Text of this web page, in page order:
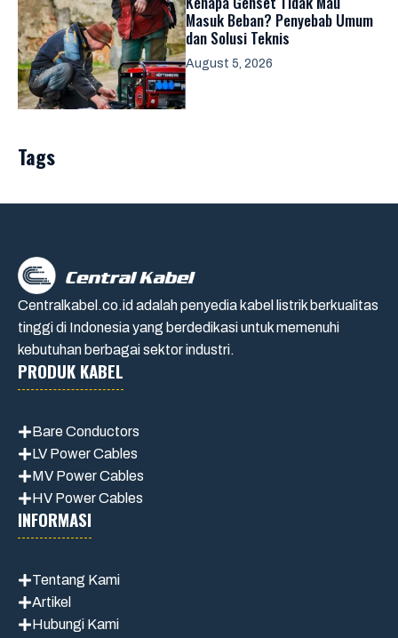
Masuk Beban? Penyebab Umum
dan Solusi Teknis
August 5, 2026
Tags
Centralkabel.co.id adalah penyedia kabel listrik berkualitas
tinggi di Indonesia yang berdedikasi untuk memenuhi
kebutuhan berbagai sektor industri.
PRODUK KABEL
Bare Conductors
LV Power Cables
MV Power Cables
HV Power Cables
INFORMASI
Tentang Kami
Artikel
Hubungi Kami